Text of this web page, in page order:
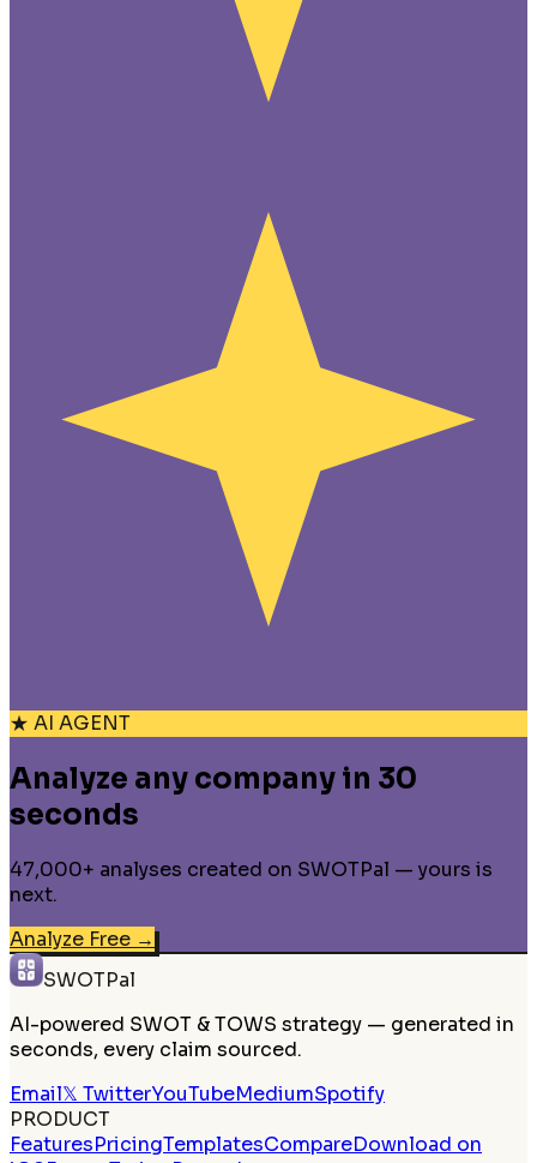
★ AI AGENT
Analyze any company in 30
seconds
47,000+ analyses created on SWOTPal — yours is
next.
Analyze Free →
SWOTPal
AI-powered SWOT & TOWS strategy — generated in
seconds, every claim sourced.
Email𝕏 TwitterYouTubeMediumSpotify
PRODUCT
FeaturesPricingTemplatesCompareDownload on